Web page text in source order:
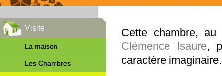
Visite
La maison
Les Chambres
Cette chambre,
Clémence Isaure,
caractère imaginaire.